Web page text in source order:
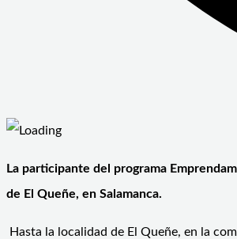
La participante del programa
de El Queñe, en Salamanca.
Hasta la localidad de El Queñe, en la